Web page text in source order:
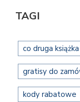
TAGI
co druga
gratisy do
kody rabatowe